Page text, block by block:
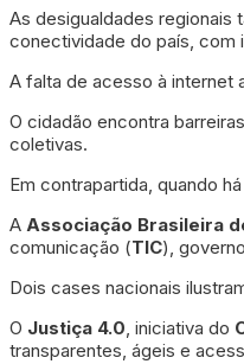
As desigualdades regionais
conectividade do país, com
A falta de acesso à internet
O cidadão encontra
coletivas.
Em contrapartida, quando
A Associação Brasileira
comunicação (TIC),
Dois cases nacionais
O Justiça 4.0, iniciativa do
transparentes, ágeis e